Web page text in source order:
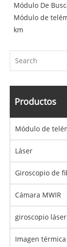
Módulo De
Módulo de
km
Productos
Módulo de
Láser
Giroscopio de
Cámara MWIR
giroscopio láser
Imagen térmica